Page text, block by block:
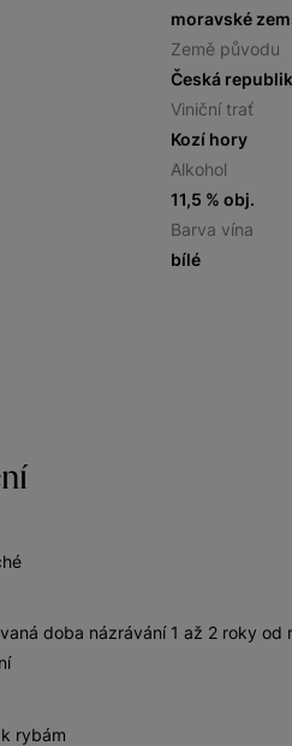
moravské
Země původu
Česká
Viniční trať
Kozí hory
Alkohol
11,5 % obj.
Barva vína
bílé
doba názrávání 1 až 2 roky od
rybám